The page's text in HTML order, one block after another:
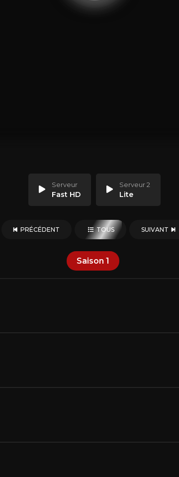
Serveur
Fast HD
Serveur 2
Lite
PRÉCÉDENT TOUS SUIVANT
Saison 1